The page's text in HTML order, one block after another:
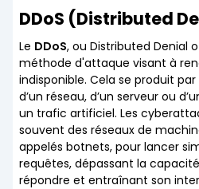
DDoS (Distributed
Le DDoS, ou Distributed Denial
méthode d'attaque visant à
indisponible. Cela se produit
d’un réseau, d’un serveur ou
un trafic artificiel. Les
souvent des réseaux de
appelés botnets, pour lancer
requêtes, dépassant la
répondre et entraînant son